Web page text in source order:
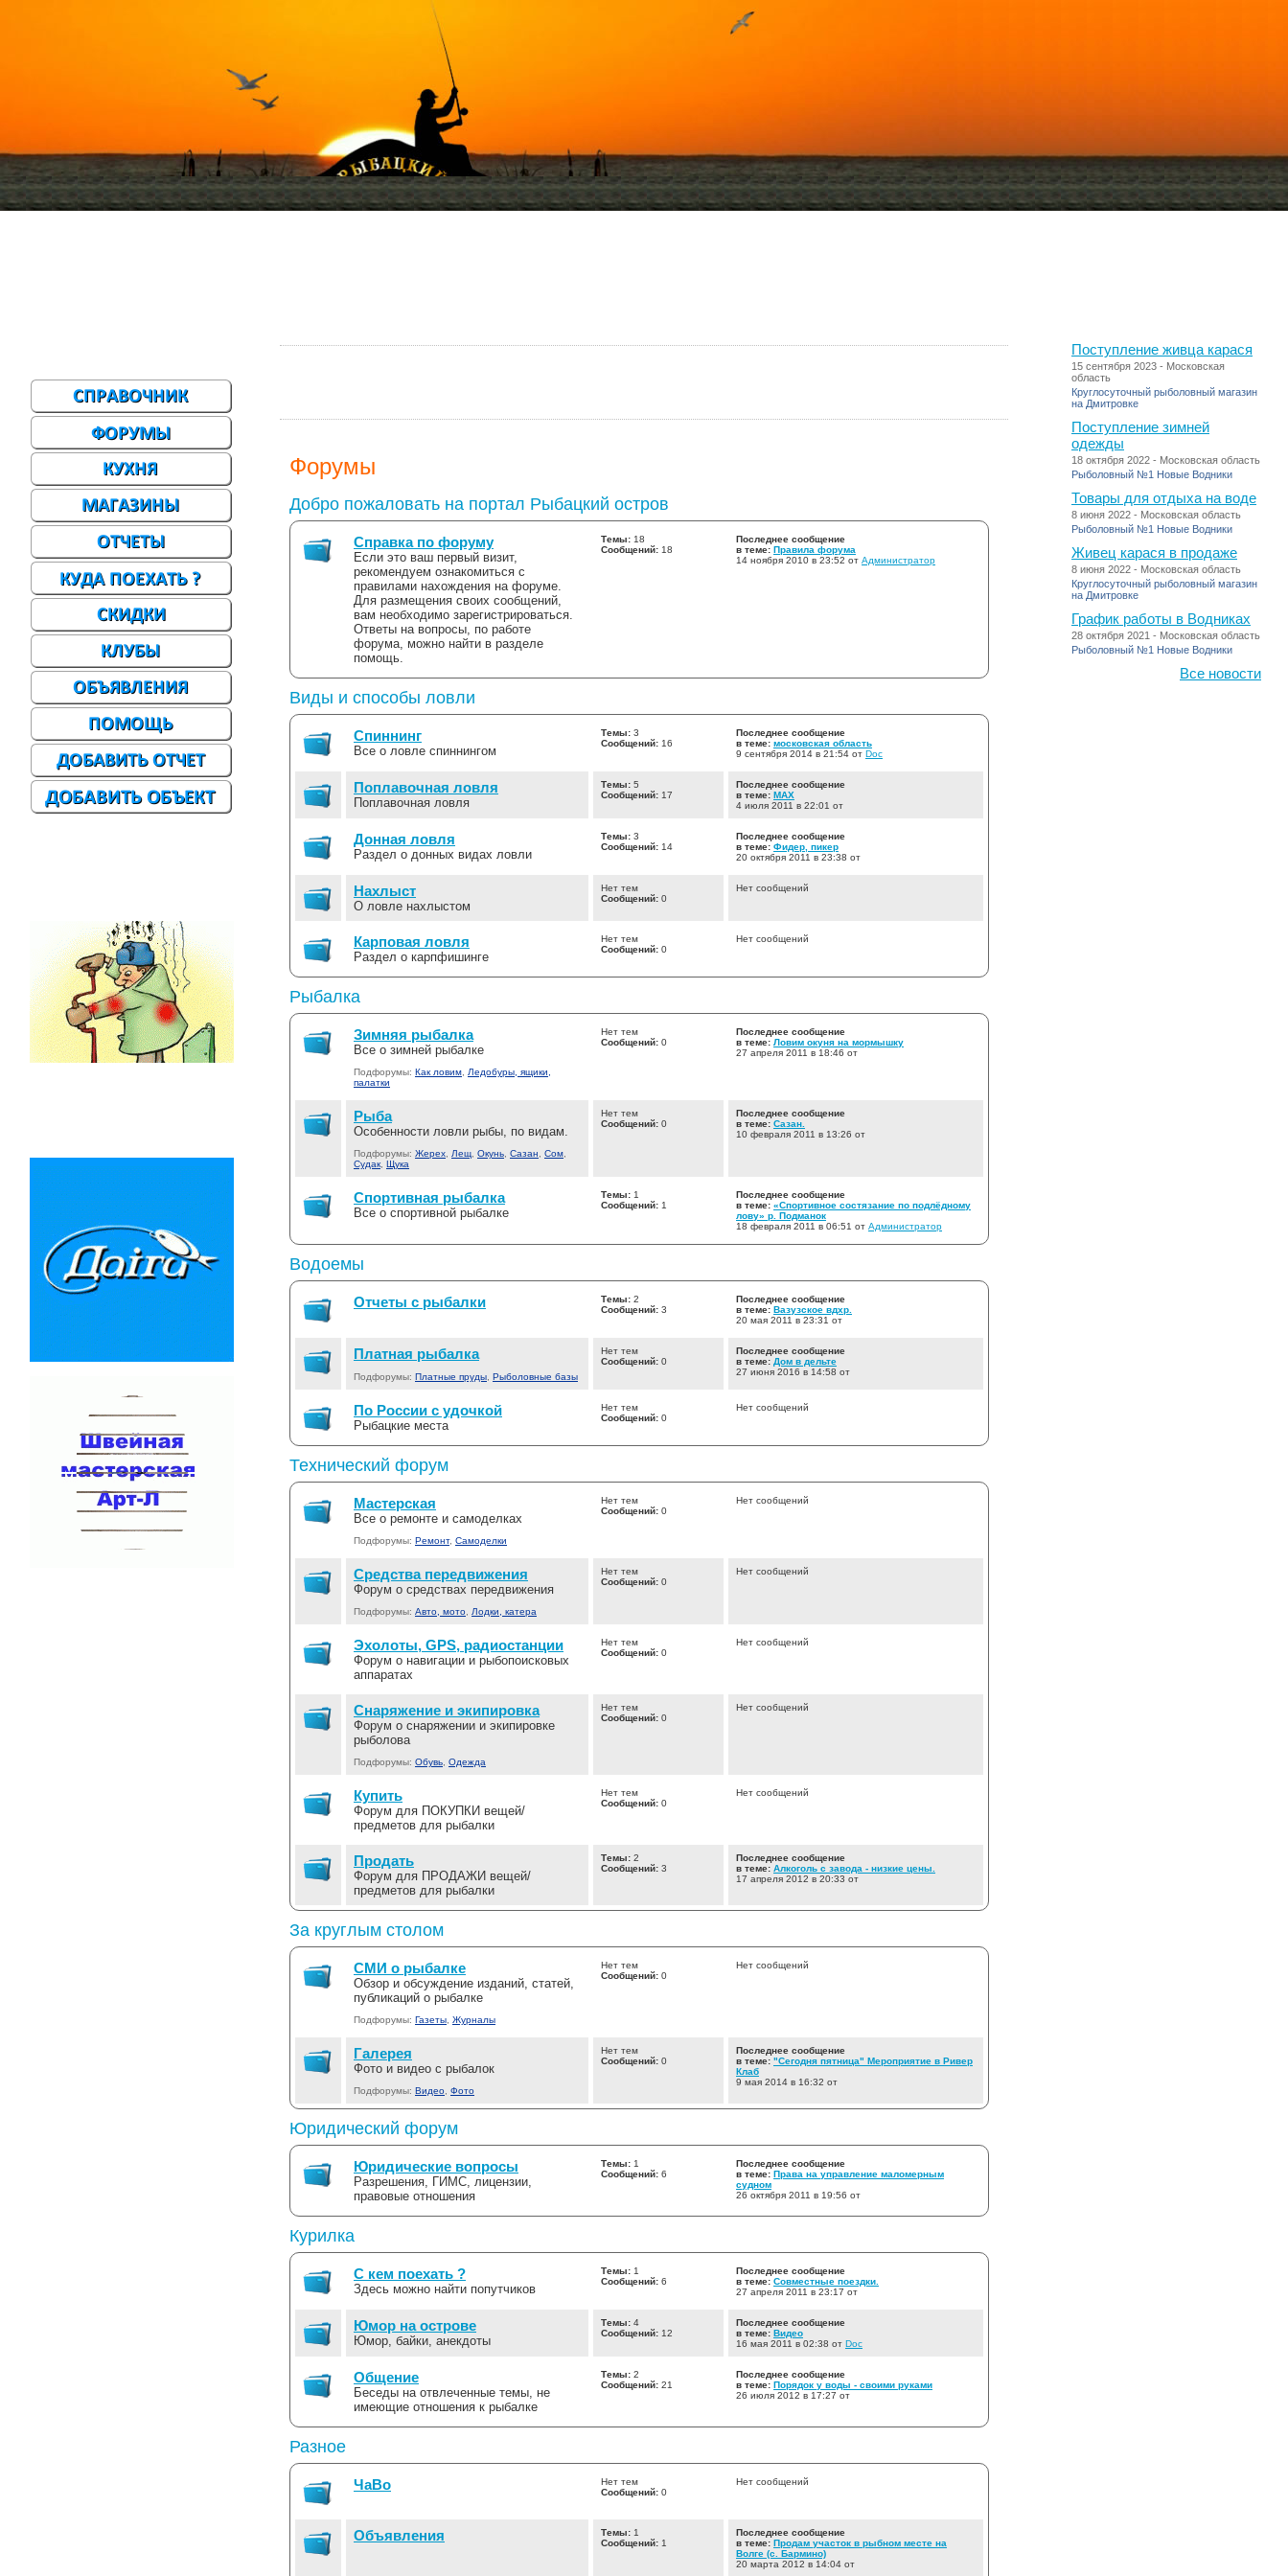
Форумы
Добро пожаловать на портал Рыбацкий остров
Справка по форуму
Если это ваш первый визит,
рекомендуем ознакомиться с
правилами нахождения на форуме.
Для размещения своих сообщений,
вам необходимо зарегистрироваться.
Ответы на вопросы, по работе
форума, можно найти в разделе
помощь.
Темы: 18
Сообщений: 18
Последнее сообщение
в теме: Правила форума
14 ноября 2010 в 23:52 от Администратор
Виды и способы ловли
Спиннинг
Все о ловле спиннингом
Темы: 3
Сообщений: 16
Последнее сообщение
в теме: московская область
9 сентября 2014 в 21:54 от Doc
Поплавочная ловля
Поплавочная ловля
Темы: 5
Сообщений: 17
Последнее сообщение
в теме: МАХ
4 июля 2011 в 22:01 от
Донная ловля
Раздел о донных видах ловли
Темы: 3
Сообщений: 14
Последнее сообщение
в теме: Фидер, пикер
20 октября 2011 в 23:38 от
Нахлыст
О ловле нахлыстом
Нет тем
Сообщений: 0
Нет сообщений
Карповая ловля
Раздел о карпфишинге
Нет тем
Сообщений: 0
Нет сообщений
Рыбалка
Зимняя рыбалка
Все о зимней рыбалке
Подфорумы: Как ловим
Ледобуры, ящики,
палатки
Нет тем
Сообщений: 0
Последнее сообщение
в теме: Ловим окуня на мормышку
27 апреля 2011 в 18:46 от
Рыба
Особенности ловли рыбы, по видам.
Подфорумы: Жерех Лещ Окунь Сазан Сом
Судак Щука
Нет тем
Сообщений: 0
Последнее сообщение
в теме: Сазан.
10 февраля 2011 в 13:26 от
Спортивная рыбалка
Все о спортивной рыбалке
Темы: 1
Сообщений: 1
Последнее сообщение
в теме: «Спортивное состязание по подлёдному
лову» р. Подманок
18 февраля 2011 в 06:51 от Администратор
Водоемы
Отчеты с рыбалки Темы: 2
Сообщений: 3
Последнее сообщение
в теме: Вазузское вдхр.
20 мая 2011 в 23:31 от
Платная рыбалка
Подфорумы: Платные пруды Рыболовные базы
Нет тем
Сообщений: 0
Последнее сообщение
в теме: Дом в дельте
27 июня 2016 в 14:58 от
По России с удочкой
Рыбацкие места
Нет тем
Сообщений: 0
Нет сообщений
Технический форум
Мастерская
Все о ремонте и самоделках
Подфорумы: Ремонт, Самоделки
Нет тем
Сообщений: 0
Нет сообщений
Средства передвижения
Форум о средствах передвижения
Подфорумы: Авто, мото Лодки, катера
Нет тем
Сообщений: 0
Нет сообщений
Эхолоты, GPS, радиостанции
Форум о навигации и рыбопоисковых
аппаратах
Нет тем
Сообщений: 0
Нет сообщений
Снаряжение и экипировка
Форум о снаряжении и экипировке
рыболова
Подфорумы: Обувь Одежда
Нет тем
Сообщений: 0
Нет сообщений
Купить
Форум для ПОКУПКИ вещей/
предметов для рыбалки
Нет тем
Сообщений: 0
Нет сообщений
Продать
Форум для ПРОДАЖИ вещей/
предметов для рыбалки
Темы: 2
Сообщений: 3
Последнее сообщение
в теме: Алкоголь с завода - низкие цены.
17 апреля 2012 в 20:33 от
За круглым столом
СМИ о рыбалке
Обзор и обсуждение изданий, статей,
публикаций о рыбалке
Подфорумы: Газеты Журналы
Нет тем
Сообщений: 0
Нет сообщений
Галерея
Фото и видео с рыбалок
Подфорумы: Видео Фото
Нет тем
Сообщений: 0
Последнее сообщение
в теме: "Сегодня пятница" Мероприятие в Ривер
Клаб
9 мая 2014 в 16:32 от
Юридический форум
Юридические вопросы
Разрешения, ГИМС, лицензии,
правовые отношения
Темы: 1
Сообщений: 6
Последнее сообщение
в теме: Права на управление маломерным
судном
26 октября 2011 в 19:56 от
Курилка
С кем поехать ?
Здесь можно найти попутчиков
Темы: 1
Сообщений: 6
Последнее сообщение
в теме: Совместные поездки.
27 апреля 2011 в 23:17 от
Юмор на острове
Юмор, байки, анекдоты
Темы: 4
Сообщений: 12
Последнее сообщение
в теме: Видео
16 мая 2011 в 02:38 от Doc
Общение
Беседы на отвлеченные темы, не
имеющие отношения к рыбалке
Темы: 2
Сообщений: 21
Последнее сообщение
в теме: Порядок у воды - своими руками
26 июля 2012 в 17:27 от
Разное
ЧаВо
Нет тем
Сообщений: 0
Нет сообщений
Объявления Темы: 1
Сообщений: 1
Последнее сообщение
в теме: Продам участок в рыбном месте на
Волге (с. Бармино)
20 марта 2012 в 14:04 от
Поступление живца карася
15 сентября 2023 - Московская
область
Круглосуточный рыболовный магазин
на Дмитровке
Поступление зимней
одежды
18 октября 2022 - Московская область
Рыболовный №1 Новые Водники
Товары для отдыха на воде
8 июня 2022 - Московская область
Рыболовный №1 Новые Водники
Живец карася в продаже
8 июня 2022 - Московская область
Круглосуточный рыболовный магазин
на Дмитровке
График работы в Водниках
28 октября 2021 - Московская область
Рыболовный №1 Новые Водники
Все новости